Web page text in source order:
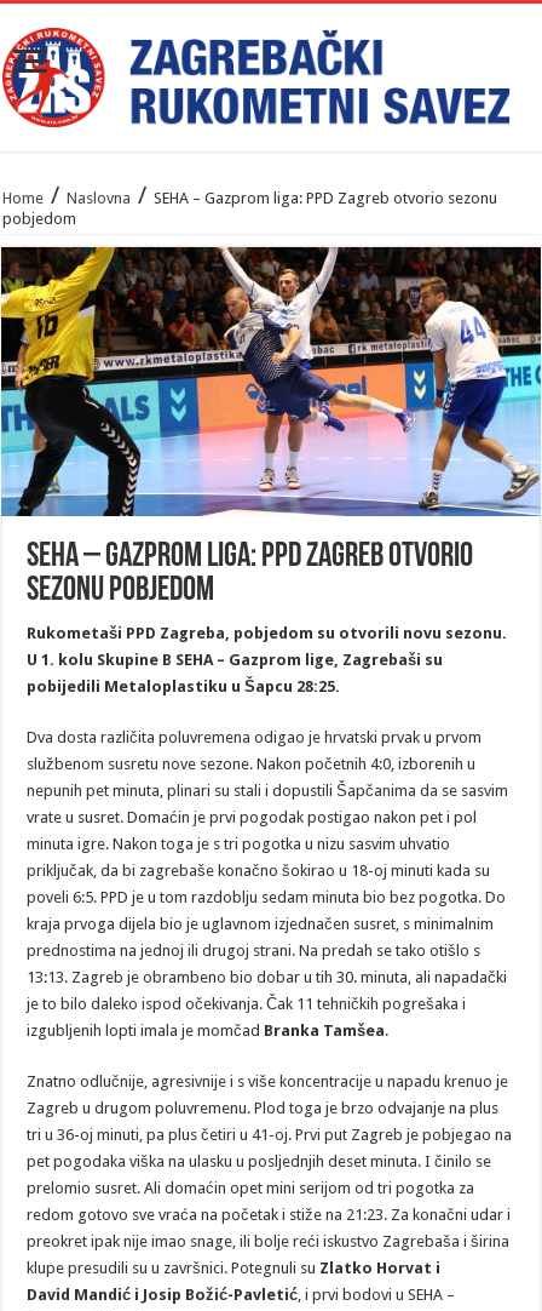
Home / Naslovna / SEHA – Gazprom liga: PPD Zagreb otvorio sezonu
pobjedom
SEHA – Gazprom liga: PPD Zagreb otvorio
sezonu pobjedom
Rukometaši PPD Zagreba, pobjedom su otvorili novu sezonu.
U 1. kolu Skupine B SEHA – Gazprom lige, Zagrebaši su
pobijedili Metaloplastiku u Šapcu 28:25.
Dva dosta različita poluvremena odigao je hrvatski prvak u prvom
službenom susretu nove sezone. Nakon početnih 4:0, izborenih u
nepunih pet minuta, plinari su stali i dopustili Šapčanima da se sasvim
vrate u susret. Domaćin je prvi pogodak postigao nakon pet i pol
minuta igre. Nakon toga je s tri pogotka u nizu sasvim uhvatio
priključak, da bi zagrebaše konačno šokirao u 18-oj minuti kada su
poveli 6:5. PPD je u tom razdoblju sedam minuta bio bez pogotka. Do
kraja prvoga dijela bio je uglavnom izjednačen susret, s minimalnim
prednostima na jednoj ili drugoj strani. Na predah se tako otišlo s
13:13. Zagreb je obrambeno bio dobar u tih 30. minuta, ali napadački
je to bilo daleko ispod očekivanja. Čak 11 tehničkih pogrešaka i
izgubljenih lopti imala je momčad Branka Tamšea.
Znatno odlučnije, agresivnije i s više koncentracije u napadu krenuo je
Zagreb u drugom poluvremenu. Plod toga je brzo odvajanje na plus
tri u 36-oj minuti, pa plus četiri u 41-oj. Prvi put Zagreb je pobjegao na
pet pogodaka viška na ulasku u posljednjih deset minuta. I činilo se
prelomio susret. Ali domaćin opet mini serijom od tri pogotka za
redom gotovo sve vraća na početak i stiže na 21:23. Za konačni udar i
preokret ipak nije imao snage, ili bolje reći iskustvo Zagrebaša i širina
klupe presudili su u završnici. Potegnuli su Zlatko Horvat i
David Mandić i Josip Božić-Pavletić, i prvi bodovi u SEHA –